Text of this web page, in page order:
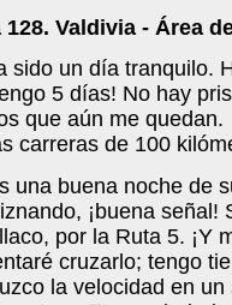
128. Valdivia - Área
sido un día tranquilo.
5 días! No hay
que aún me
carreras de 100
una buena noche de
¡buena señal!
por la Ruta 5. ¡Y
cruzarlo; tengo
la velocidad en